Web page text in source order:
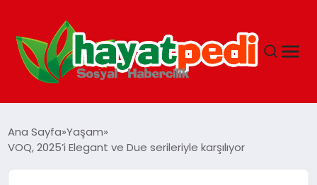
Ana Sayfa Yaşam
VOQ, 2025’i Elegant ve Due serileriyle karşılıyor